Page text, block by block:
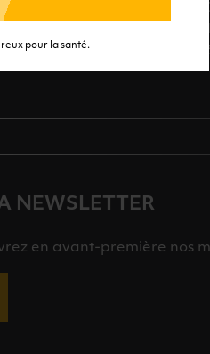
pour la santé.
SONT À
DES
NEWSLETTER
en avant-première nos